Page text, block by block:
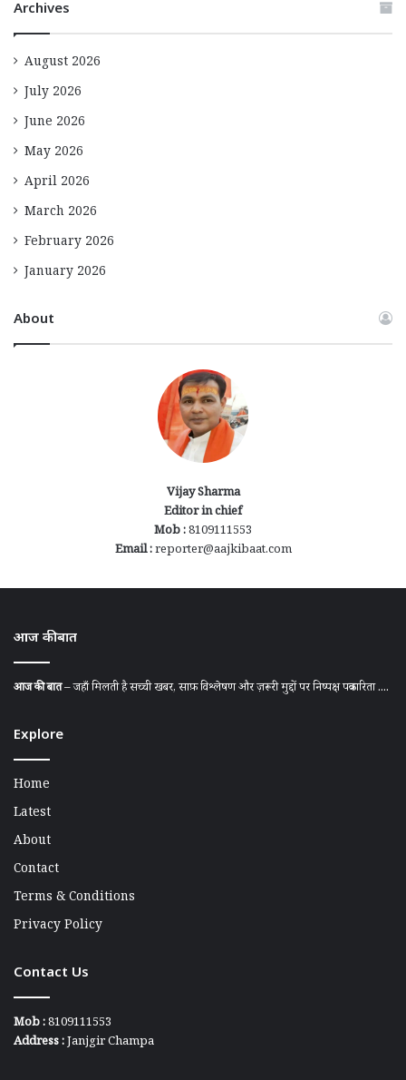
Archives
August 2026
July 2026
June 2026
May 2026
April 2026
March 2026
February 2026
January 2026
About
Vijay Sharma
Editor in chief
Mob :8109111553
Email :reporter@aajkibaat.com
आज की बात
आज की बात– जहाँ मिलती है सच्ची खबर, साफ़ विश्लेषण और ज़रूरी मुद्दों पर निष्पक्ष पत्रकारिता ....
Explore
Home
Latest
About
Contact
Terms & Conditions
Privacy Policy
Contact Us
Mob :8109111553
Address :Janjgir Champa